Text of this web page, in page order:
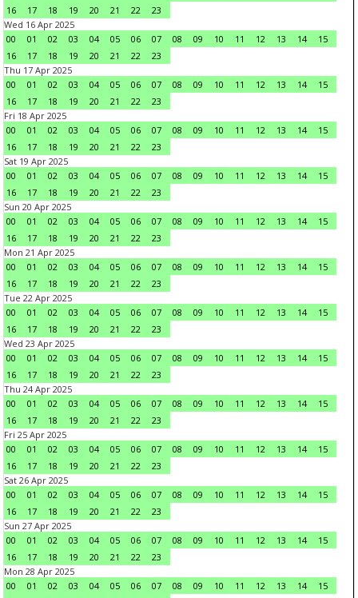
16
17 18 19 20 21 22
23
Wed 16 Apr 2025
00
01 02 03 04 05 06 07 08 09 10 11 12 13 14
15
16
17 18 19 20 21 22
23
Thu 17 Apr 2025
00
01 02 03 04 05 06 07 08 09 10 11 12 13 14
15
16
17 18 19 20 21 22
23
Fri 18 Apr 2025
00
01 02 03 04 05 06 07 08 09 10 11 12 13 14
15
16
17 18 19 20 21 22
23
Sat 19 Apr 2025
00
01 02 03 04 05 06 07 08 09 10 11 12 13 14
15
16
17 18 19 20 21 22
23
Sun 20 Apr 2025
00
01 02 03 04 05 06 07 08 09 10 11 12 13 14
15
16
17 18 19 20 21 22
23
Mon 21 Apr 2025
00
01 02 03 04 05 06 07 08 09 10 11 12 13 14
15
16
17 18 19 20 21 22
23
Tue 22 Apr 2025
00
01 02 03 04 05 06 07 08 09 10 11 12 13 14
15
16
17 18 19 20 21 22
23
Wed 23 Apr 2025
00
01 02 03 04 05 06 07 08 09 10 11 12 13 14
15
16
17 18 19 20 21 22
23
Thu 24 Apr 2025
00
01 02 03 04 05 06 07 08 09 10 11 12 13 14
15
16
17 18 19 20 21 22
23
Fri 25 Apr 2025
00
01 02 03 04 05 06 07 08 09 10 11 12 13 14
15
16
17 18 19 20 21 22
23
Sat 26 Apr 2025
00
01 02 03 04 05 06 07 08 09 10 11 12 13 14
15
16
17 18 19 20 21 22
23
Sun 27 Apr 2025
00
01 02 03 04 05 06 07 08 09 10 11 12 13 14
15
16
17 18 19 20 21 22
23
Mon 28 Apr 2025
00
01 02 03 04 05 06 07 08 09 10 11 12 13 14
15